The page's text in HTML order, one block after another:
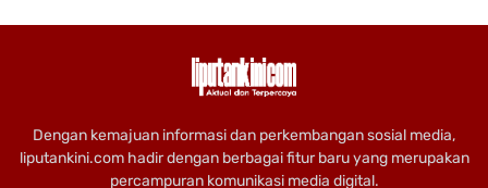
Dengan kemajuan informasi dan perkembangan sosial media,
liputankini.com hadir dengan berbagai fitur baru yang merupakan
percampuran komunikasi media digital.